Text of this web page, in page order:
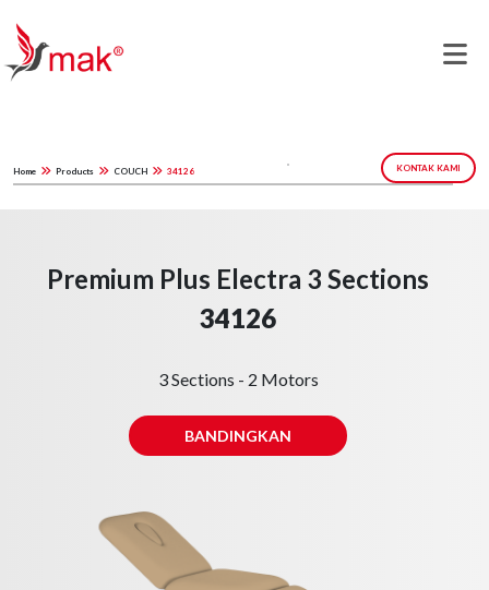
Home Products COUCH 34126 KONTAK KAMI
Premium Plus Electra 3 Sections
34126
3 Sections - 2 Motors
BANDINGKAN